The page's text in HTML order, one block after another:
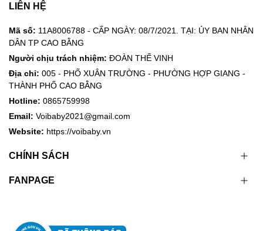
LIÊN HỆ
Mã số: 11A8006788 - CẤP NGÀY: 08/7/2021. TẠI: ỦY BAN NHÂN
DÂN TP CAO BẰNG
Người chịu trách nhiệm: ĐOÀN THẾ VINH
Địa chỉ: 005 - PHỐ XUÂN TRƯỜNG - PHƯỜNG HỢP GIANG -
THÀNH PHỐ CAO BẰNG
Hotline: 0865759998
Email: Voibaby2021@gmail.com
Website: https://voibaby.vn
CHÍNH SÁCH
FANPAGE